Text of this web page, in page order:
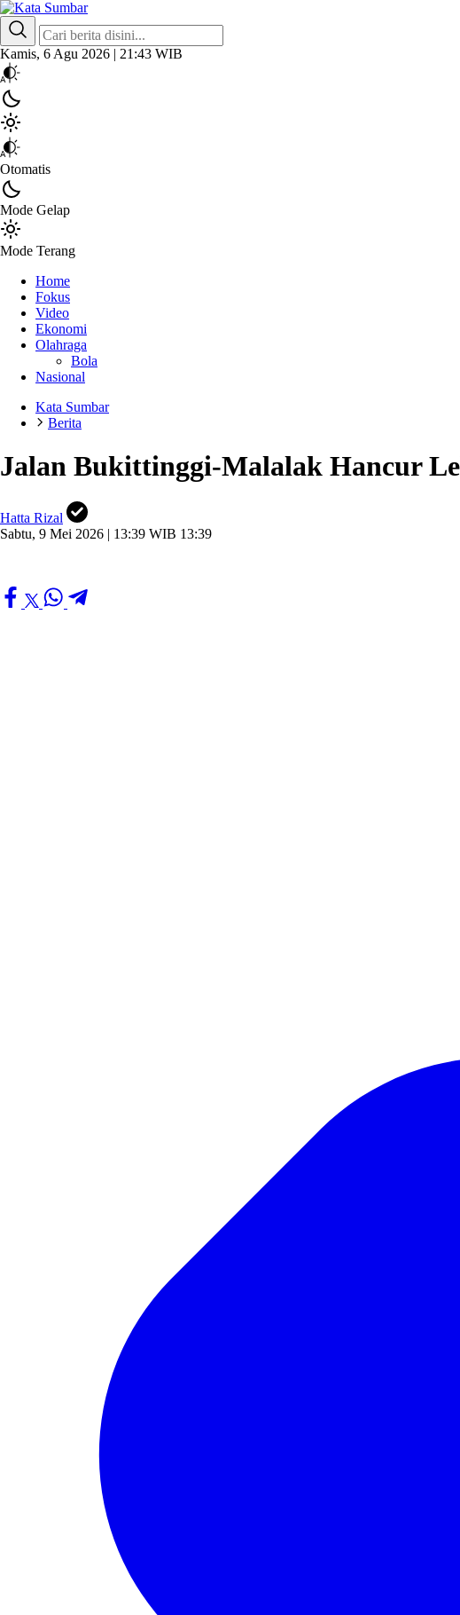
Kata Sumbar
Berita Sumbar Hari Ini
Kamis, 6 Agu 2026 | 21:43 WIB
Otomatis
Mode Gelap
Mode Terang
Home
Fokus
Video
Ekonomi
Olahraga
Bola
Nasional
Kata Sumbar
Berita
Jalan Bukittinggi-Malalak Hancur
Hatta Rizal
Sabtu, 9 Mei 2026 | 13:39 WIB 13:39